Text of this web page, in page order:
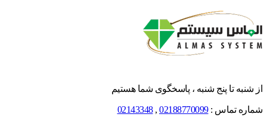
از شنبه تا پنج شنبه ، پاسخگوی شما هستیم
شماره تماس :02188770099
,
02143348